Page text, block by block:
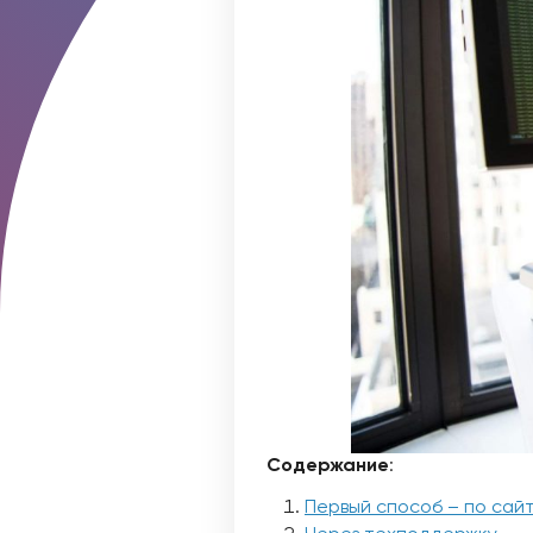
Содержание:
Первый способ – по